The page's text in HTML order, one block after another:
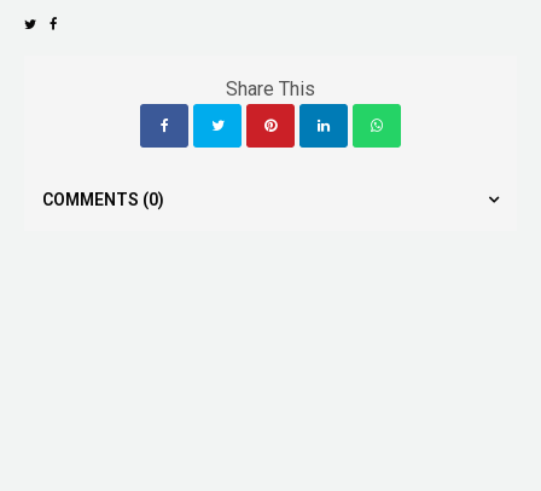
Share This
COMMENTS (0)